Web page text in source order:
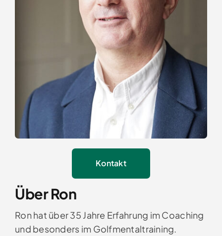
Kontakt
Über Ron
Ron hat über 35 Jahre Erfahrung im Coaching
und besonders im Golfmentaltraining.